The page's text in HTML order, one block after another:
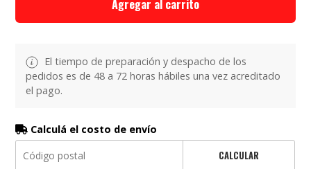
Agregar al carrito
El tiempo de preparación y despacho de los
pedidos es de 48 a 72 horas hábiles una vez acreditado
el pago.
Calculá el costo de envío
CALCULAR